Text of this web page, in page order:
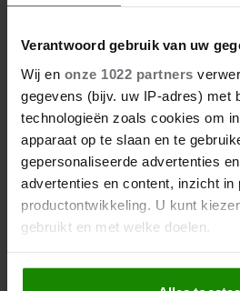
Verantwoord gebruik van uw
Wij en onze 1022 partners
gegevens (bijv. uw IP-adres) met
technologieën zoals cookies om
apparaat op te slaan en te
gepersonaliseerde advertenties
advertenties en content, inzicht in
productontwikkeling. U kunt
gebruikt en met welke doelen.
Als u het toestaat, willen we ook